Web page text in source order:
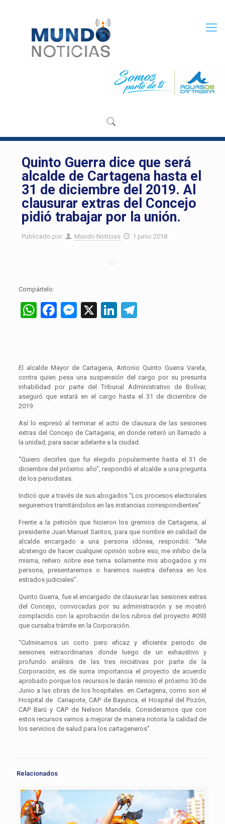
Quinto Guerra dice que será
alcalde de Cartagena hasta el
31 de diciembre del 2019. Al
clausurar extras del Concejo
pidió trabajar por la unión.
Publicado por Mundo Noticias 1 junio 2018
Compártelo:
WhatsApp
Facebook
Messenger
X LinkedIn
El alcalde Mayor de Cartagena, Antonio Quinto Guerra Varela,
contra quien pesa una suspensión del cargo por su presunta
inhabilidad por parte del Tribunal Administrativo de Bolívar,
aseguró que estará en el cargo hasta el 31 de diciembre de
2019.
Así lo expresó al terminar el acto de clausura de las sesiones
extras del Concejo de Cartagena, en donde reiteró un llamado a
la unidad, para sacar adelante a la ciudad.
“Quiero decirles que fui elegido popularmente hasta el 31 de
diciembre del próximo año”, respondió el alcalde a una pregunta
de los periodistas.
Indicó que a través de sus abogados “Los procesos electorales
seguiremos tramitándolos en las instancias correspondientes”.
Frente a la petición que hicieron los gremios de Cartagena, al
presidente Juan Manuel Santos, para que nombre en calidad de
alcalde encargado a una persona idónea, respondió: “Me
abstengo de hacer cualquier opinión sobre eso, me inhibo de la
misma, reitero sobre ese tema solamente mis abogados y mi
persona, presentaremos o haremos nuestra defensa en los
estrados judiciales”.
Quinto Guerra, fue el encargado de clausurar las sesiones extras
del Concejo, convocadas por su administración y se mostró
complacido con la aprobación de los rubros del proyecto #093
que cursaba trámite en la Corporación.
“Culminamos un corto pero eficaz y eficiente periodo de
sesiones extraordinarias donde luego de un exhaustivo y
profundo análisis de las tres iniciativas por parte de la
Corporación, es de suma importancia el proyecto de acuerdo
aprobado porque los recursos le darán reinicio el próximo 30 de
Junio a las obras de los hospitales en Cartagena, como son el
Hospital de Canapote, CAP de Bayunca, el Hospital del Pozón,
CAP Barú y CAP de Nelson Mandela. Consideramos que con
estos recursos vamos a mejorar de manera notoria la calidad de
los servicios de salud para los cartageneros”.
Relacionados